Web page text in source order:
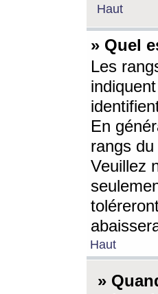
Haut
» Quel
Les
En
rangs
Veuillez
Haut
»